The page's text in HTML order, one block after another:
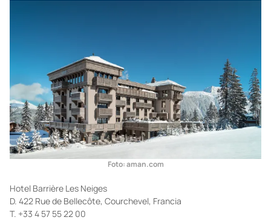
Foto: aman.com
Hotel Barrière Les Neiges
D. 422 Rue de Bellecôte, Courchevel, Francia
T. +33 4 57 55 22 00